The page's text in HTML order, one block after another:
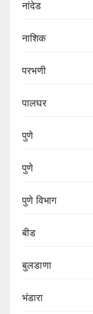
नांदेड
नाशिक
परभणी
पालघर
पुणे
पुणे
पुणे विभाग‌
बीड
बुलडाणा
भंडारा